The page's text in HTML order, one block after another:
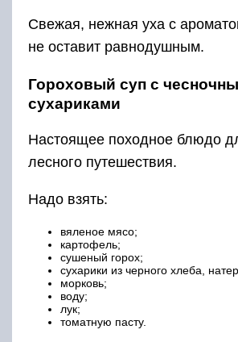
Свежая, нежная уха с
не оставит равнодушным.
Гороховый суп с
сухариками
Настоящее походное блюдо
лесного путешествия.
Надо взять:
вяленое мясо;
картофель;
сушеный горох;
сухарики из черного хлеба,
морковь;
воду;
лук;
томатную пасту.